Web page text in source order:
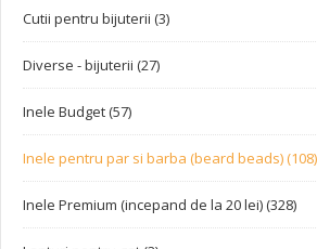
Cutii pentru bijuterii (3)
Diverse - bijuterii (27)
Inele Budget (57)
Inele pentru par si barba (beard beads) (108)
Inele Premium (incepand de la 20 lei) (328)